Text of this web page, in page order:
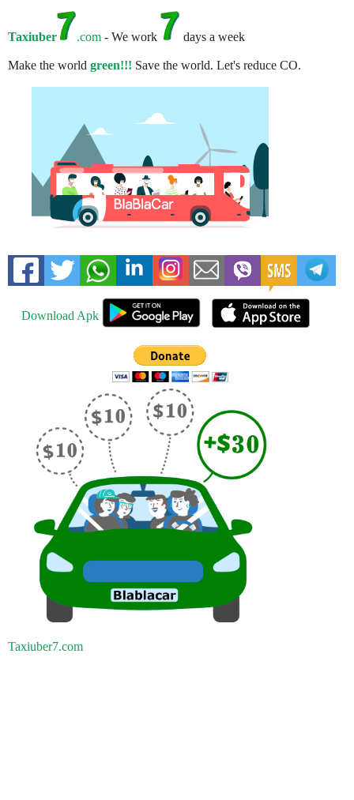
Taxiuber .com - We work days a week
Make the world green!!! Save the world. Let's reduce CO.
Download Apk
Taxiuber7.com